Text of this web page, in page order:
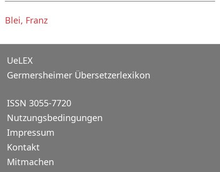
Blei, Franz
UeLEX
Germersheimer Übersetzerlexikon
ISSN 3055-7720
Nutzungsbedingungen
Impressum
Kontakt
Mitmachen